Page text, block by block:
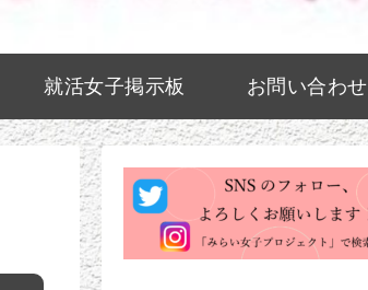
就活女子掲示板 お問い合わせ